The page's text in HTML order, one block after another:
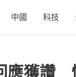
中國 科技
獲讚